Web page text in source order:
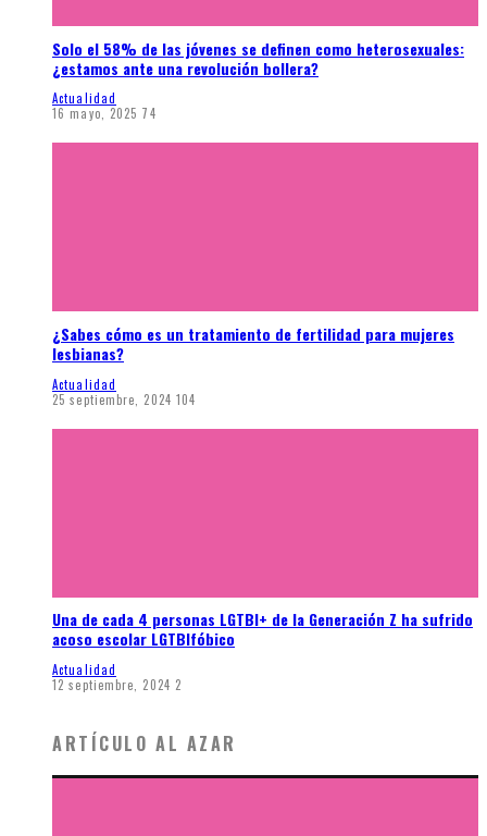
Solo el 58% de las jóvenes se definen como heterosexuales:
¿estamos ante una revolución bollera?
Actualidad
16 mayo, 2025 74
¿Sabes cómo es un tratamiento de fertilidad para mujeres
lesbianas?
Actualidad
25 septiembre, 2024 104
Una de cada 4 personas LGTBI+ de la Generación Z ha sufrido
acoso escolar LGTBIfóbico
Actualidad
12 septiembre, 2024 2
ARTÍCULO AL AZAR